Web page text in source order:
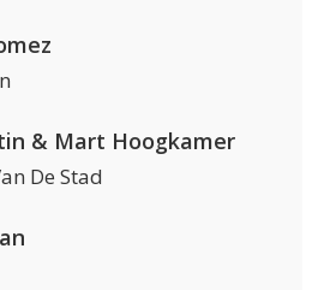
& Mart Hoogkamer
De Stad